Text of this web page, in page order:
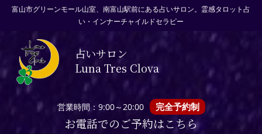
富山市グリーンモール山室、南富山駅前にある占いサロン。霊感タロット占
い・インナーチャイルドセラピー
占いサロン
Luna Tres Clova
営業時間：9:00～20:00 完全予約制
お電話でのご予約はこちら